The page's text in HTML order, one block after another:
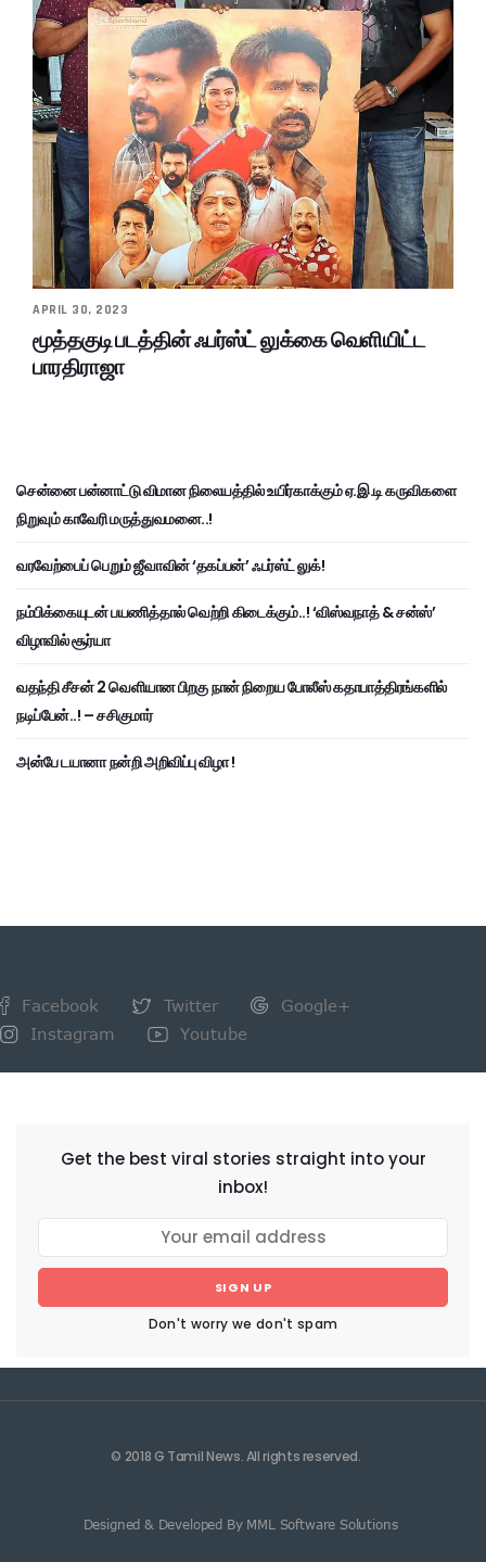
APRIL 30, 2023
மூத்தகுடி படத்தின் ஃபர்ஸ்ட் லுக்கை வெளியிட்ட
பாரதிராஜா
சென்னை பன்னாட்டு விமான நிலையத்தில் உயிர்காக்கும் ஏ.இ.டி கருவிகளை
நிறுவும் காவேரி மருத்துவமனை..!
வரவேற்பைப் பெறும் ஜீவாவின் ‘தகப்பன்’ ஃபர்ஸ்ட் லுக்!
நம்பிக்கையுடன் பயணித்தால் வெற்றி கிடைக்கும்..! ‘விஸ்வநாத் & சன்ஸ்’
விழாவில் சூர்யா
வதந்தி சீசன் 2 வெளியான பிறகு நான் நிறைய போலீஸ் கதாபாத்திரங்களில்
நடிப்பேன்..! – சசிகுமார்
அன்பே டயானா நன்றி அறிவிப்பு விழா !
Facebook Twitter
Google+
Instagram
Youtube
Get the best viral stories straight into your
inbox!
SIGN UP
Don't worry we don't spam
© 2018 G Tamil News. All rights reserved.
Designed & Developed By MML Software Solutions